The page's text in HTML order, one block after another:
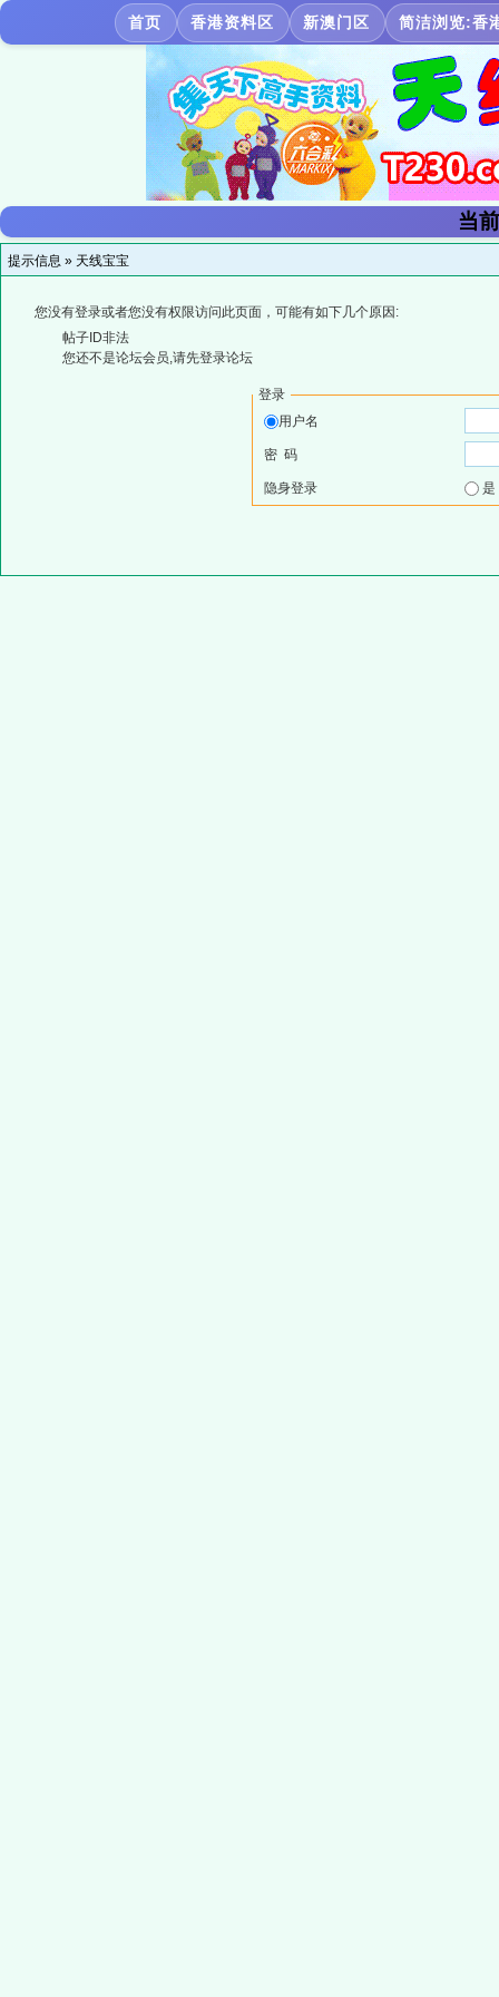
首页 香港资料区 新澳门区 简洁浏览:香
当
提示信息 » 天线宝宝
您没有登录或者您没有权限访问此页面，可能有如下几个原因:
帖子ID非法
您还不是论坛会员,请先登录论坛
登录
用户名
密 码
隐身登录